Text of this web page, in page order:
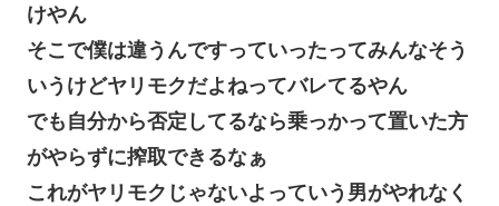
けやん
そこで僕は違うんですっていったってみんなそう
いうけどヤリモクだよねってバレてるやん
でも自分から否定してるなら乗っかって置いた方
がやらずに搾取できるなぁ
これがヤリモクじゃないよっていう男がやれなく